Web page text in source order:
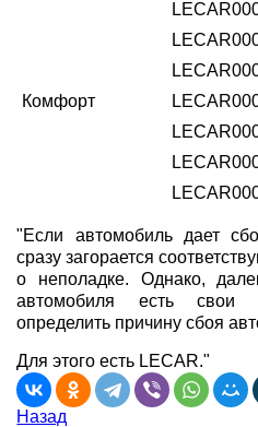
Комфорт
"Если автомобиль дает
сразу загорается
о неполадке. Однако,
автомобиля есть свои
определить причину сбоя
Для этого есть LECAR."
Назад